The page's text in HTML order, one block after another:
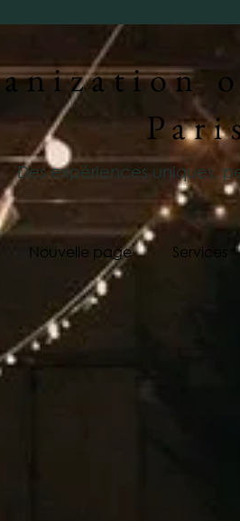
Des expériences uniques,
Nouvelle page Services